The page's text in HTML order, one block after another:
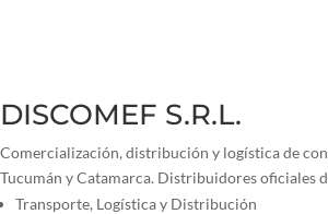
DISCOMEF S.R.L.
Comercialización, distribución y logística de
Tucumán y Catamarca. Distribuidores oficiales
Transporte, Logística y Distribución